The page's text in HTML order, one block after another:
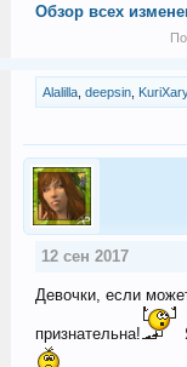
Обзор всех
Alalilla, deepsin,
12 сен 2017
Девочки, если
признательна!